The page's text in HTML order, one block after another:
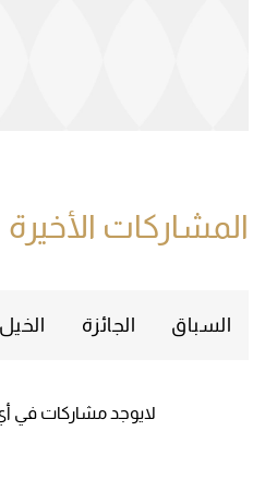
المشاركات الأخيرة
السباق الجائزة الخيل
لايوجد مشاركات في